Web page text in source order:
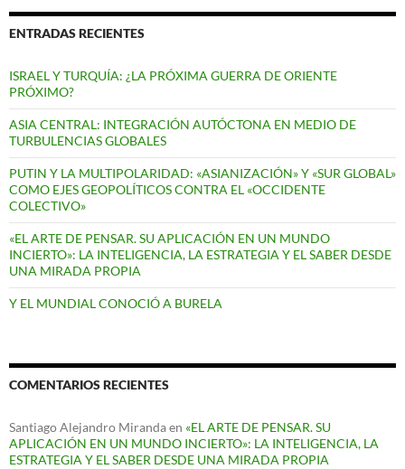
ENTRADAS RECIENTES
ISRAEL Y TURQUÍA: ¿LA PRÓXIMA GUERRA DE ORIENTE
PRÓXIMO?
ASIA CENTRAL: INTEGRACIÓN AUTÓCTONA EN MEDIO DE
TURBULENCIAS GLOBALES
PUTIN Y LA MULTIPOLARIDAD: «ASIANIZACIÓN» Y «SUR GLOBAL»
COMO EJES GEOPOLÍTICOS CONTRA EL «OCCIDENTE
COLECTIVO»
«EL ARTE DE PENSAR. SU APLICACIÓN EN UN MUNDO
INCIERTO»: LA INTELIGENCIA, LA ESTRATEGIA Y EL SABER DESDE
UNA MIRADA PROPIA
Y EL MUNDIAL CONOCIÓ A BURELA
COMENTARIOS RECIENTES
Santiago Alejandro Mirandaen «EL ARTE DE PENSAR. SU
APLICACIÓN EN UN MUNDO INCIERTO»: LA INTELIGENCIA, LA
ESTRATEGIA Y EL SABER DESDE UNA MIRADA PROPIA